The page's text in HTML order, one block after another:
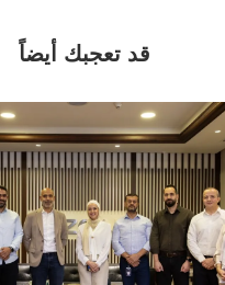
قد تعجبك أيضاً